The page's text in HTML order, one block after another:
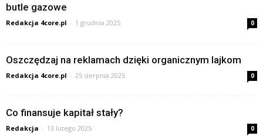
butle gazowe
Redakcja 4core.pl - 1 grudnia 2025 0
Oszczędzaj na reklamach dzięki organicznym lajkom
Redakcja 4core.pl - 25 sierpnia 2025 0
Co finansuje kapitał stały?
Redakcja - 13 lutego 2025 0